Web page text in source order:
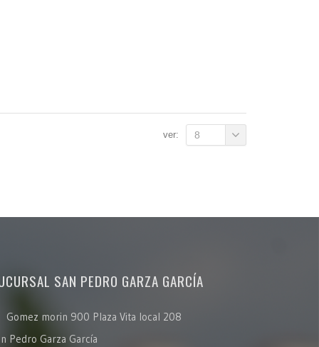
ver: 8
SAN PEDRO GARZA GARCÍA
Gomez morin 900 Plaza Vita local 208
Pedro Garza García